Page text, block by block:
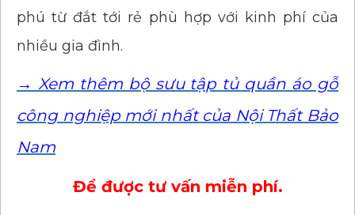
phú từ đắt tới rẻ phù hợp với kinh phí của
nhiều gia đình.
→ Xem thêm bộ sưu tập tủ quần áo gỗ
công nghiệp mới nhất của Nội Thất Bảo
Nam
Để được tư vấn miễn phí.